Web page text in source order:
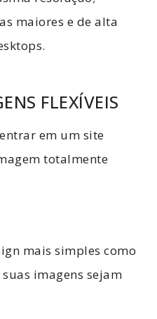
maiores e de alta
FLEXÍVEIS
em um site
totalmente
mais simples como
imagens sejam